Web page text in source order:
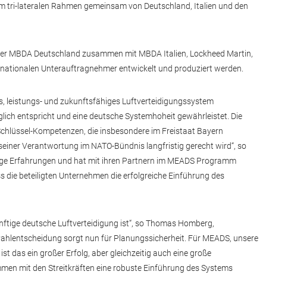
tri-lateralen Rahmen gemeinsam von Deutschland, Italien und den
MBDA Deutschland zusammen mit MBDA Italien, Lockheed Martin,
Unterauftragnehmer entwickelt und produziert werden.
leistungs- und zukunftsfähiges Luftverteidigungssystem
entspricht und eine deutsche Systemhoheit gewährleistet. Die
Kompetenzen, die insbesondere im Freistaat Bayern
Verantwortung im NATO-Bündnis langfristig gerecht wird“, so
Erfahrungen und hat mit ihren Partnern im MEADS Programm
die beteiligten Unternehmen die erfolgreiche Einführung des
deutsche Luftverteidigung ist“, so Thomas Homberg,
sorgt nun für Planungssicherheit. Für MEADS, unsere
das ein großer Erfolg, aber gleichzeitig auch eine große
mit den Streitkräften eine robuste Einführung des Systems